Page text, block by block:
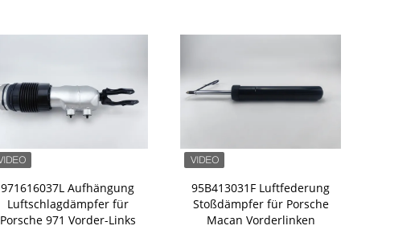
971616037L Aufhängung
Luftschlagdämpfer für
Porsche 971 Vorder-Links
95B413031F Luftfederung
Stoßdämpfer für Porsche
Macan Vorderlinken